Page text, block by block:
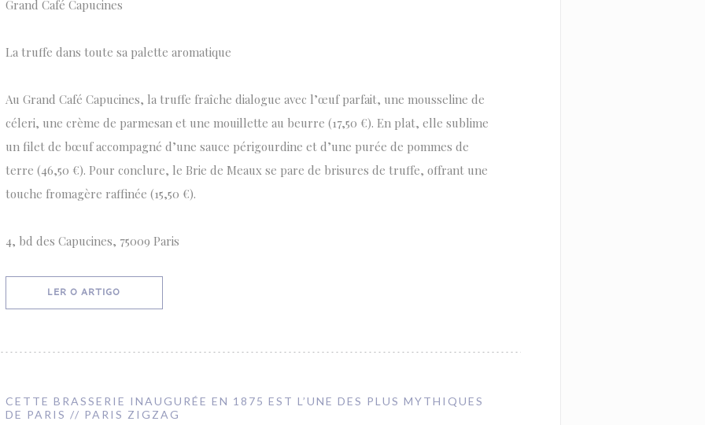
Grand Café Capucines
La truffe dans toute sa palette aromatique
Au Grand Café Capucines, la truffe fraîche dialogue avec l’œuf parfait, une mousseline de
céleri, une crème de parmesan et une mouillette au beurre (17,50 €). En plat, elle sublime
un filet de bœuf accompagné d’une sauce périgourdine et d’une purée de pommes de
terre (46,50 €). Pour conclure, le Brie de Meaux se pare de brisures de truffe, offrant une
touche fromagère raffinée (15,50 €).
4, bd des Capucines, 75009 Paris
LER O ARTIGO
CETTE BRASSERIE INAUGURÉE EN 1875 EST L’UNE DES PLUS MYTHIQUES
DE PARIS // PARIS ZIGZAG